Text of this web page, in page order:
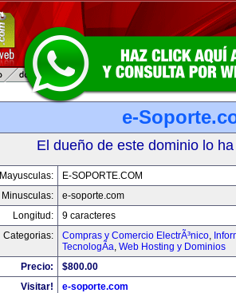
e-
El dueño de este dominio lo
Mayusculas:
E-SOPORTE.COM
Minusculas:
e-soporte.com
Longitud:
9 caracteres
Categorias:
Compras y Comercio ElectrÃ³nico,
TecnologÃ­a, Web Hosting y Dominios
Precio:
$800.00
Visitar!
e-soporte.com